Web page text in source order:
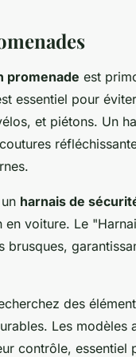
promenade est
essentiel pour
et piétons. Un
harnais de
voiture. Le
brusques,
des
Les
contrôle,